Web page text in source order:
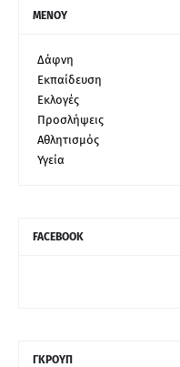
ΜΕΝΟΥ
Δάφνη
Εκπαίδευση
Εκλογές
Προσλήψεις
Αθλητισμός
Υγεία
FACEBOOK
ΓΚΡΟΥΠ